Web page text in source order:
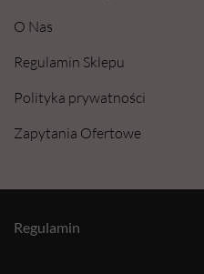
O Nas
Regulamin Sklepu
Polityka prywatności
Zapytania Ofertowe
Regulamin